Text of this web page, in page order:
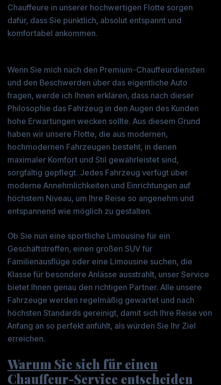
Chauffeure in unserer hochwertigen Flotte sorgen
dafür, dass Sie pünktlich, absolut entspannt und
komfortabel ankommen.
Wenn Sie mich nach den Premium-Chauffeurdiensten
und den Beschwerden über das eigentliche Auto
fragen, werde ich Ihnen erklären, dass nach dieser
Philosophie das Fahrzeug in den Augen des Kunden
hohe Erwartungen wecken sollte. Aus diesem Grund
haben wir unsere Flotte, die aus modernen,
hochmodernen Fahrzeugen besteht, in denen
maximaler Komfort und Stil gewährleistet sind,
sorgfältig gepflegt. Jedes Fahrzeug verfügt über
moderne Annehmlichkeiten und Einrichtungen auf
höchstem Niveau, um Ihre Reise so angenehm und
entspannend wie möglich zu gestalten.
Ob Sie nun eine sportliche Limousine für ein
Geschäftstreffen, einen großen SUV für
Familienausflüge oder eine Limousine suchen, die
Klasse für besondere Anlässe ausstrahlt, unser Service
bietet Ihnen genau den richtigen Partner. Alle unsere
Fahrzeuge werden regelmäßig gewartet und nach
höchsten Standards gereinigt, damit sich Ihre Reise von
Anfang an so perfekt anfühlt, als würden Sie Ihr Ziel
erreichen.
Warum Sie sich für einen
Chauffeur-Service entscheiden